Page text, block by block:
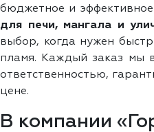
бюджетное и эффективное
для печи, мангала и
выбор, когда нужен
пламя. Каждый заказ мы
ответственностью,
цене.
В компании